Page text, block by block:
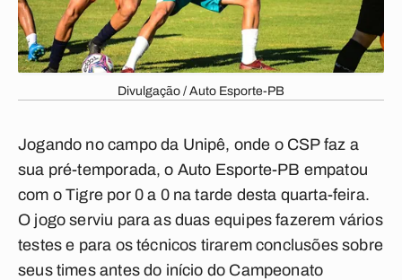
Divulgação / Auto Esporte-PB
Jogando no campo da Unipê, onde o CSP faz a
sua pré-temporada, o Auto Esporte-PB empatou
com o Tigre por 0 a 0 na tarde desta quarta-feira.
O jogo serviu para as duas equipes fazerem vários
testes e para os técnicos tirarem conclusões sobre
seus times antes do início do Campeonato